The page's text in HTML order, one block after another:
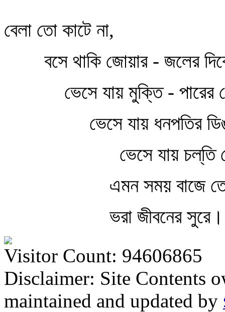
বেলা তো কাটে না,
বসে থাকি জোয়ার - জলের
ভেসে যায় মুক্তি - পারের
ভেসে যায় ধনপতির
ভেসে যায়
এমন সময় বাজে
ভরা জীবনের সুরে।
Visitor Count: 94606865
Disclaimer: Site Contents
maintained and updated by